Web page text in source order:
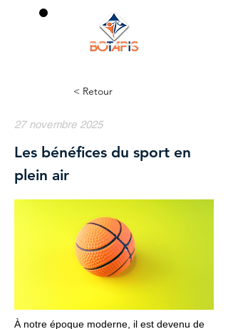
< Retour
27 novembre 2025
Les bénéfices du sport en
plein air
À notre époque moderne, il est devenu de